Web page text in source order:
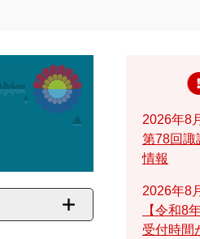
2026年8
第78回諏
情報
2026年8
【令和8
受付時間